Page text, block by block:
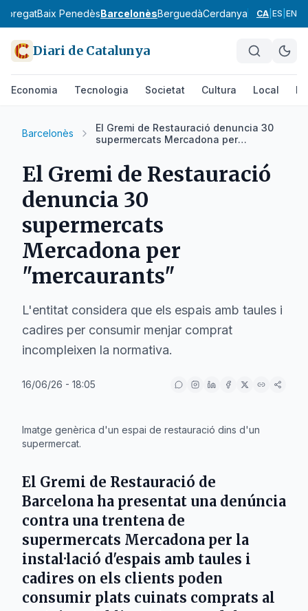
Baix PenedèsBarcelonèsBerguedàCerdanya Conca de
CA ES EN
Diari de Catalunya
Economia Tecnologia Societat Cultura Local
Barcelonès
El Gremi de Restauració denuncia 30
supermercats Mercadona per
El Gremi de Restauració
denuncia 30
supermercats
Mercadona per
"mercaurants"
L'entitat considera que els espais amb taules i
cadires per consumir menjar comprat
incompleixen la normativa.
16/06/26 - 18:05
Imatge genèrica d'un espai de restauració dins d'un
supermercat.
El Gremi de Restauració de
Barcelona ha presentat una denúncia
contra una trentena de
supermercats Mercadona per la
instal·lació d'espais amb taules i
cadires on els clients poden
consumir plats cuinats comprats al